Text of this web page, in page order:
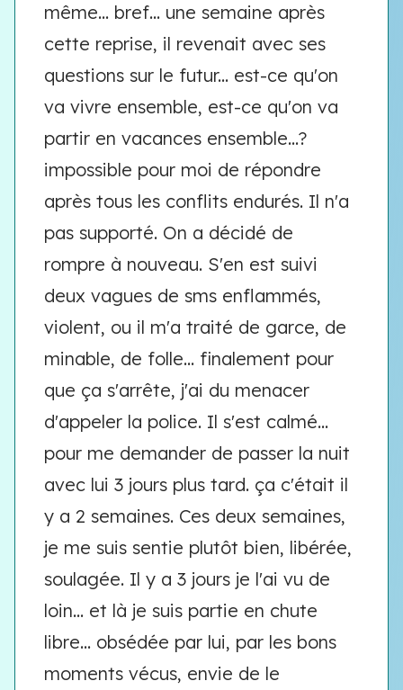
même... bref... une semaine après
cette reprise, il revenait avec ses
questions sur le futur... est-ce qu'on
va vivre ensemble, est-ce qu'on va
partir en vacances ensemble...?
impossible pour moi de répondre
après tous les conflits endurés. Il n'a
pas supporté. On a décidé de
rompre à nouveau. S'en est suivi
deux vagues de sms enflammés,
violent, ou il m'a traité de garce, de
minable, de folle... finalement pour
que ça s'arrête, j'ai du menacer
d'appeler la police. Il s'est calmé...
pour me demander de passer la nuit
avec lui 3 jours plus tard. ça c'était il
y a 2 semaines. Ces deux semaines,
je me suis sentie plutôt bien, libérée,
soulagée. Il y a 3 jours je l'ai vu de
loin... et là je suis partie en chute
libre... obsédée par lui, par les bons
moments vécus, envie de le